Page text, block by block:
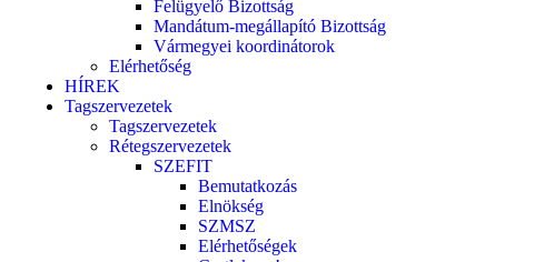
Felügyelő Bizottság
Mandátum-megállapító Bizottság
Vármegyei koordinátorok
Elérhetőség
HÍREK
Tagszervezetek
Tagszervezetek
Rétegszervezetek
SZEFIT
Bemutatkozás
Elnökség
SZMSZ
Elérhetőségek